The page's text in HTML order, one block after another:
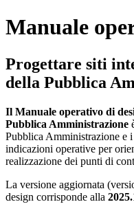
Manuale
Progettare siti
della Pubblica
Il Manuale operativo di
Pubblica Amministrazione
Pubblica Amministrazione e
indicazioni operative per
realizzazione dei punti di
La versione aggiornata
design corrisponde alla